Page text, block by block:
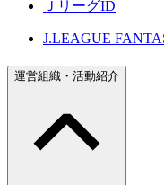
ＪリーグID
J.LEAGUE
運営組織・活動紹介